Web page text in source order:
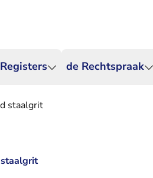
Registers de Rechtspraak
staalgrit
staalgrit